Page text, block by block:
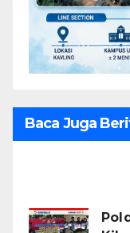
Baca Juga